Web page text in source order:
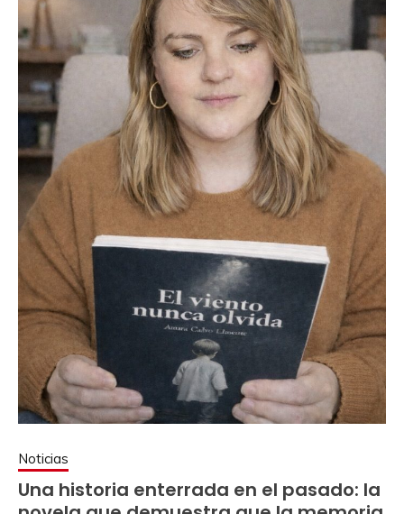
Noticias
Una historia enterrada en el pasado: la